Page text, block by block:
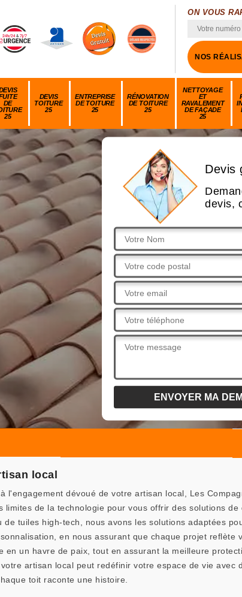
ON VOUS
NOS
DE
25
DEVIS
TOITURE
25
ENTREPRISE
DE TOITURE
25
RÉNOVATION
DE TOITURE
25
NETTOYAGE
ET
RAVALEMENT
DE FAÇADE
25
Devis
devis,
local
dévoué de votre artisan local, Les
de la technologie pour vous offrir des solutions de
tuiles high-tech, nous avons les solutions adaptées
en nous assurant que chaque projet reflète
un havre de paix, tout en assurant la meilleure
artisan local peut redéfinir votre espace de vie avec
toit raconte une histoire.